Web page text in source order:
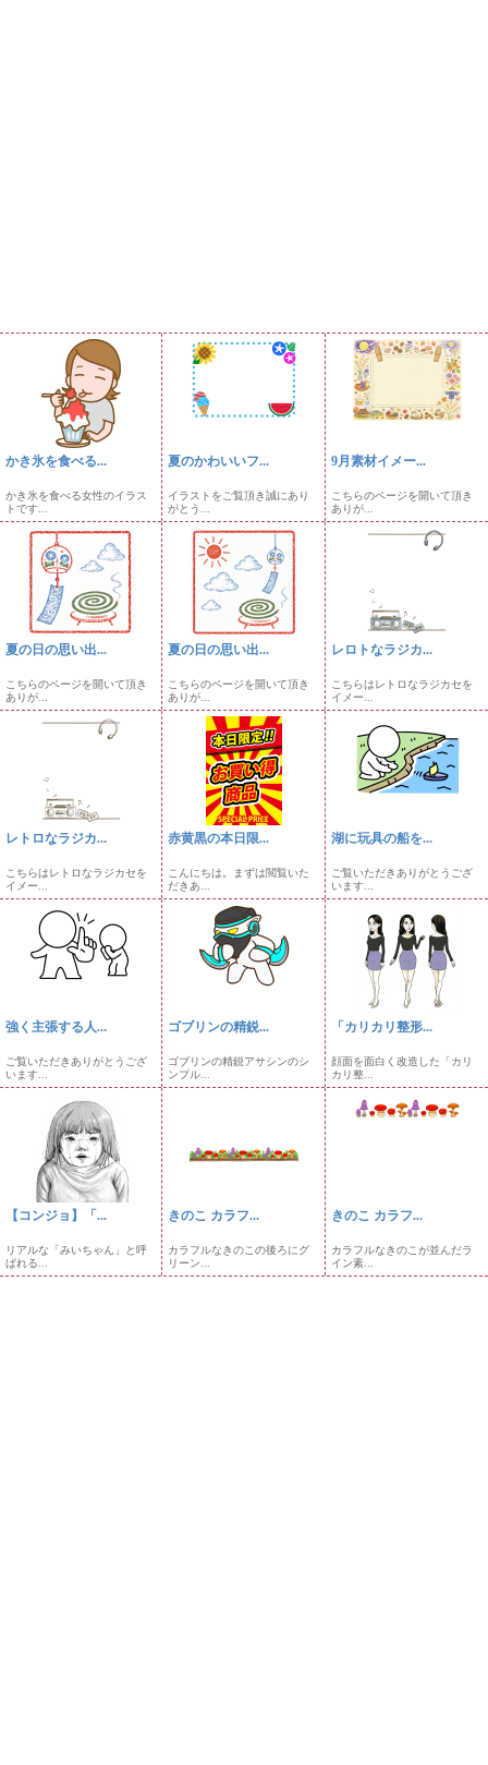
かき氷を食べる...
かき氷を食べる女性のイラス
トです...
夏のかわいいフ...
イラストをご覧頂き誠にあり
がとう...
9月素材イメー...
こちらのページを開いて頂き
ありが...
夏の日の思い出...
こちらのページを開いて頂き
ありが...
夏の日の思い出...
こちらのページを開いて頂き
ありが...
レロトなラジカ...
こちらはレトロなラジカセを
イメー...
レトロなラジカ...
こちらはレトロなラジカセを
イメー...
赤黄黒の本日限...
こんにちは。まずは閲覧いた
だきあ...
湖に玩具の船を...
ご覧いただきありがとうござ
います...
強く主張する人...
ご覧いただきありがとうござ
います...
ゴブリンの精鋭...
ゴブリンの精鋭アサシンのシ
ンプル...
「カリカリ整形...
顔面を面白く改造した「カリ
カリ整...
【コンジョ】「...
リアルな「みいちゃん」と呼
ばれる...
きのこ カラフ...
カラフルなきのこの後ろにグ
リーン...
きのこ カラフ...
カラフルなきのこが並んだラ
イン素...